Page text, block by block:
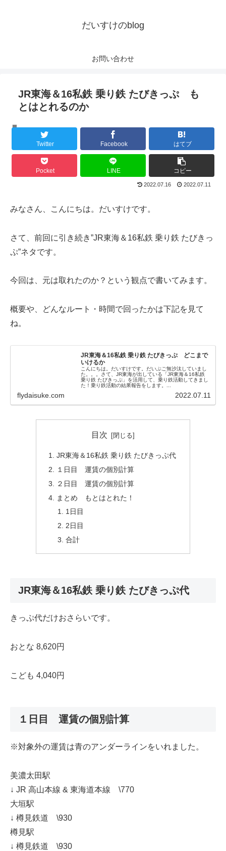
だいすけのblog
お問い合わせ
JR東海＆16私鉄 乗り鉄 たびきっぷ も
とはとれるのか
Twitter Facebook はてブ
Pocket LINE コピー
2022.07.16 2022.07.11
みなさん、こんにちは。だいすけです。
さて、前回に引き続き”JR東海＆16私鉄 乗り鉄 たびきっ
ぷ”ネタです。
今回は、元は取れたのか？という観点で書いてみます。
概要や、どんなルート・時間で回ったかは下記を見て
ね。
JR東海＆16私鉄 乗り鉄 たびきっぷ どこまで
いけるか
こんにちは。だいすけです。だいぶご無沙汰していまし
た。。。さて、JR東海が出している「JR東海＆16私鉄
乗り鉄 たびきっぷ」を活用して、乗り鉄活動してきまし
た！乗り鉄活動の結果報告をします。...
flydaisuke.com 2022.07.11
目次
JR東海＆16私鉄 乗り鉄 たびきっぷ代
１日目 運賃の個別計算
２日目 運賃の個別計算
まとめ もとはとれた！
1日目
2日目
合計
JR東海＆16私鉄 乗り鉄 たびきっぷ代
きっぷ代だけおさらいです。
おとな 8,620円
こども 4,040円
１日目 運賃の個別計算
※対象外の運賃は青のアンダーラインをいれました。
美濃太田駅
↓ JR 高山本線 & 東海道本線 \770
大垣駅
↓ 樽見鉄道 \930
樽見駅
↓ 樽見鉄道 \930